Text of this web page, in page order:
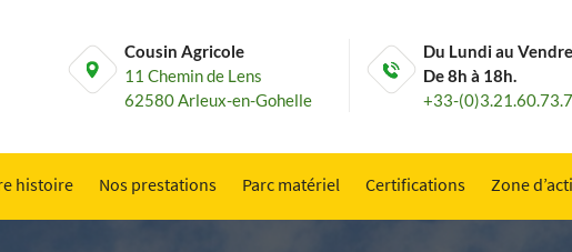
Cousin Agricole
11 Chemin de Lens
62580 Arleux-en-Gohelle
Du Lundi au
De 8h à 18h.
+33-
histoire Nos prestations Parc matériel Certifications Zone